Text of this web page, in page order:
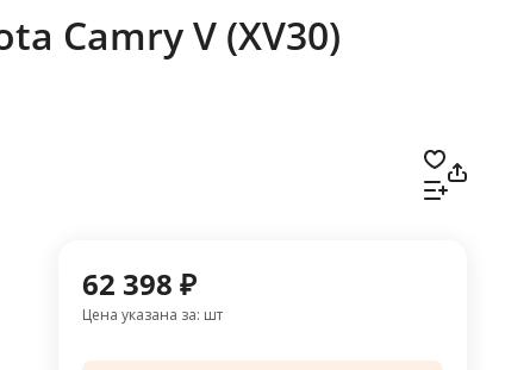
Camry V (XV30)
62 398 ₽
Цена указана за: шт